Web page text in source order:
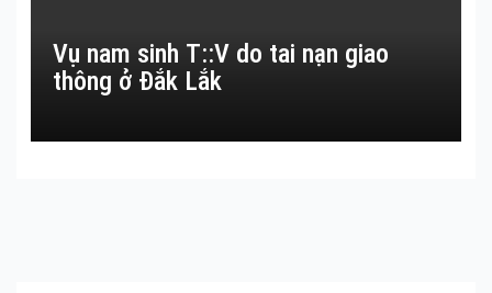
Vụ nam sinh T::V do tai nạn giao
thông ở Đắk Lắk